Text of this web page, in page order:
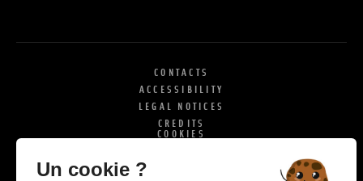
CONTACTS
ACCESSIBILITY
LEGAL NOTICES
CREDITS
COOKIES
Un cookie ?